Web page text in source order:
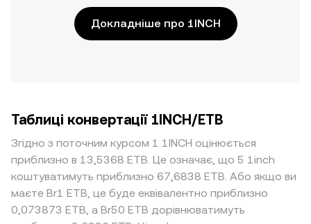
Докладніше про 1INCH
Таблиці конвертації 1INCH/ETB
Згідно з поточним курсом 1 1INCH оцінюється
приблизно в 13,5368 ETB. Це означає, що 5 1inch
коштуватимуть приблизно 67,6838 ETB. Або якщо ви
маєте Br1 ETB, це буде еквівалентно приблизно
0,073873 ETB, а Br50 ETB дорівнюватимуть